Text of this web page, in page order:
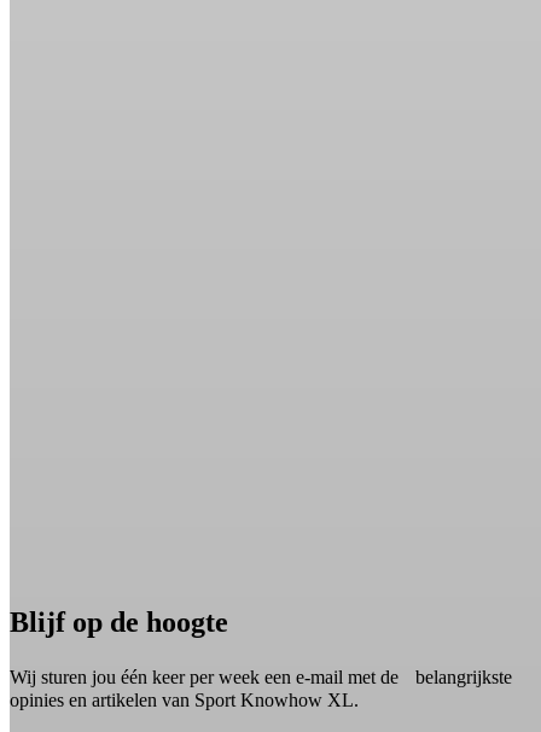
Blijf op de hoogte
Wij sturen jou één keer per week een e-mail met de belangrijkste
opinies en artikelen van Sport Knowhow XL.